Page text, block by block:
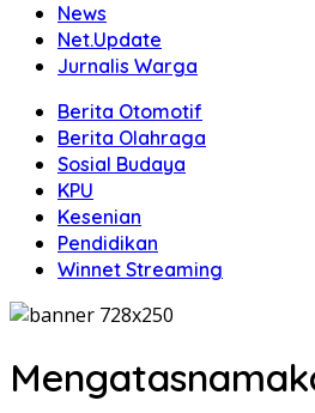
News
Net.Update
Jurnalis Warga
Berita Otomotif
Berita Olahraga
Sosial Budaya
KPU
Kesenian
Pendidikan
Winnet Streaming